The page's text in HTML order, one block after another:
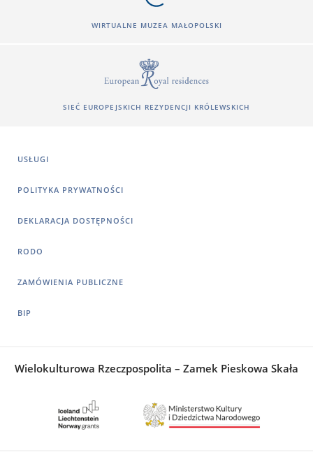
WIRTUALNE MUZEA MAŁOPOLSKI
SIEĆ EUROPEJSKICH REZYDENCJI KRÓLEWSKICH
USŁUGI
POLITYKA PRYWATNOŚCI
DEKLARACJA DOSTĘPNOŚCI
RODO
ZAMÓWIENIA PUBLICZNE
BIP
Wielokulturowa Rzeczpospolita – Zamek Pieskowa Skała